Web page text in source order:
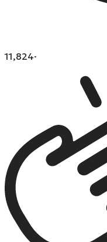
11,824·